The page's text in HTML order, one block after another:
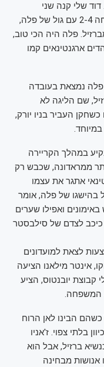
שלי קנה שני
כרטיסים והלכנו. משחק אדיר, סנטוס ניצחה 2-4 עם גול של פלה,
פלה היה הכי טוב,
ארגנטינאים קמו
נמצאת בעובדה
שם הליגה לא
העביר בניו יורק,
במהלך הקריירה
הרבה יותר ממראדונה, שכבש רק
אתגר את עצמו
בהישגו של פלה, אומר
ואפילו שערים
כיכב לצדם של סילבסטר
ה־60 לא מעט הצעות לצאת למועדונים
אינטר מילאנו הציעה
קבוצת יובנטוס, הציע
המשפחה.
כשהם הבינו לאן הרוח
בלתי צפוי. ז'אניו
ברזיל, אבל הוא
אנושות מבחינה